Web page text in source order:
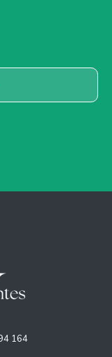
164